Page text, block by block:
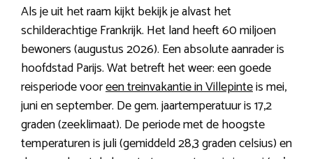
Als je uit het raam kijkt bekijk je alvast het
schilderachtige Frankrijk. Het land heeft 60 miljoen
bewoners (augustus 2026). Een absolute aanrader is
hoofdstad Parijs. Wat betreft het weer: een goede
reisperiode vooreen treinvakantie in Villepinteis mei,
juni en september. De gem. jaartemperatuur is 17,2
graden (zeeklimaat). De periode met de hoogste
temperaturen is juli (gemiddeld 28,3 graden celsius) en